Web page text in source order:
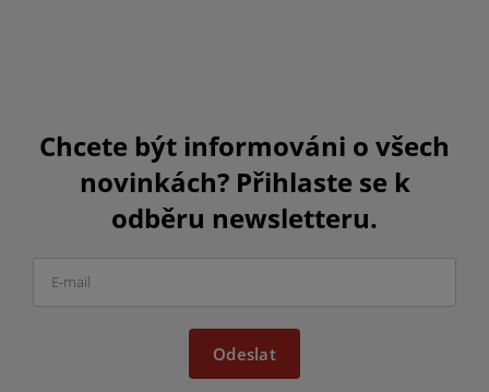
Chcete být informováni o všech
novinkách? Přihlaste se k
odběru newsletteru.
Odeslat